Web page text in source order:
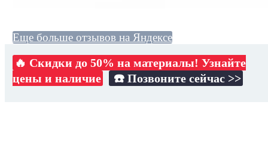
Еще больше отзывов на Яндексе
🔥 Скидки до 50% на материалы! Узнайте
цены и наличие
☎️ Позвоните сейчас >>